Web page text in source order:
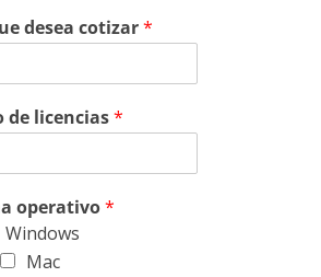
desea cotizar*
de licencias*
operativo*
Windows
Mac